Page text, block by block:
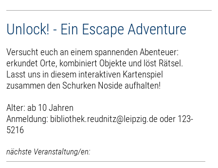
Unlock! - Ein Escape Adventure
Versucht euch an einem spannenden Abenteuer:
erkundet Orte, kombiniert Objekte und löst Rätsel.
Lasst uns in diesem interaktiven Kartenspiel
zusammen den Schurken Noside aufhalten!
Alter: ab 10 Jahren
Anmeldung: bibliothek.reudnitz@leipzig.de oder 123-
5216
nächste Veranstaltung/en: